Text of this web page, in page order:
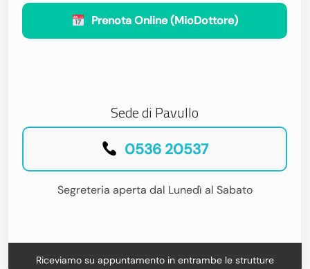
Prenota Online (MioDottore)
Sede di Pavullo
0536 20537
Segreteria aperta dal Lunedì al Sabato
Riceviamo su appuntamento in entrambe le strutture